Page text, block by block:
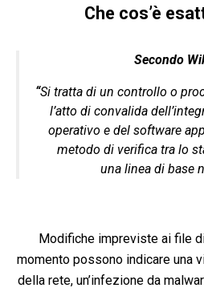
Che cos’è
Secondo
“Si tratta di un controllo o
l’atto di convalida
operativo e del software
metodo di verifica tra lo
una linea di base
Modifiche impreviste ai file
momento possono indicare una
della rete, un’infezione da